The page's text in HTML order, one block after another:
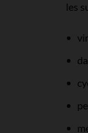
les